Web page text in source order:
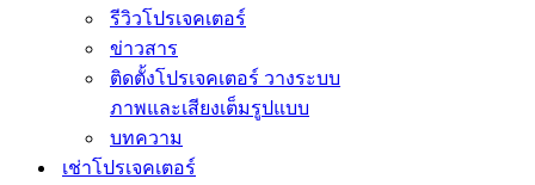
รีวิวโปรเจคเตอร์
ข่าวสาร
ติดตั้งโปรเจคเตอร์ วางระบบ
ภาพและเสียงเต็มรูปแบบ
บทความ
เช่าโปรเจคเตอร์